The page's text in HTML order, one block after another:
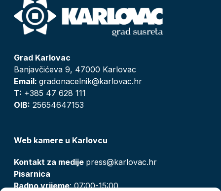
Grad Karlovac
Banjavčićeva 9, 47000 Karlovac
Email: gradonacelnik@karlovac.hr
T: +385 47 628 111
OIB: 25654647153
Web kamere u Karlovcu
Kontakt za medije press@karlovac.hr
Pisarnica
Radno vrijeme: 07:00-15:00